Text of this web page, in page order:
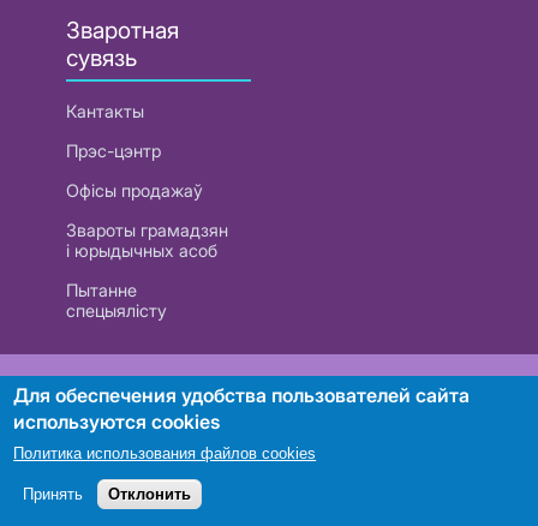
Зваротная
сувязь
Кантакты
Прэс-цэнтр
Офісы продажаў
Звароты грамадзян
і юрыдычных асоб
Пытанне
спецыялісту
РУП «Белтэлекам». УНП 101007741
Пошук
Для обеспечения удобства пользователей сайта
используются cookies
Политика использования файлов cookies
Принять Отклонить